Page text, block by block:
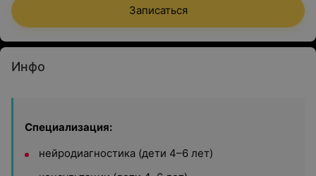
Записаться
Инфо
Специализация:
нейродиагностика (дети 4–6 лет)